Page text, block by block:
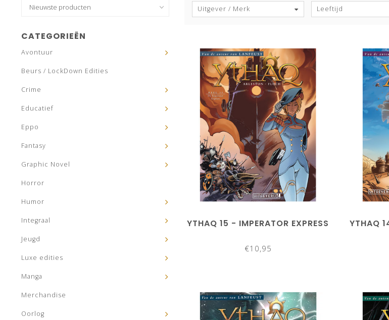
CATEGORIEËN
Avontuur
Beurs / LockDown Edities
Crime
Educatief
Eppo
Fantasy
Graphic Novel
Horror
Humor
Integraal
Jeugd
Luxe edities
Manga
Merchandise
Oorlog
Uitgever / Merk Leeftijd
YTHAQ 15 - IMPERATOR EXPRESS
€10,95
YTHAQ